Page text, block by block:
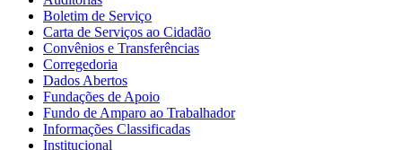
Boletim de Serviço
Carta de Serviços ao Cidadão
Convênios e Transferências
Corregedoria
Dados Abertos
Fundações de Apoio
Fundo de Amparo ao Trabalhador
Informações Classificadas
Institucional